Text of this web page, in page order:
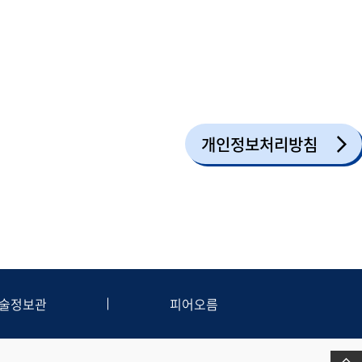
개인정보처리방침
정보관 피어오름